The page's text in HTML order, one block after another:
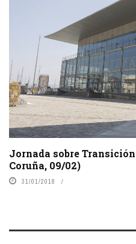
Jornada sobre
Coruña, 09/02)
31/01/2018